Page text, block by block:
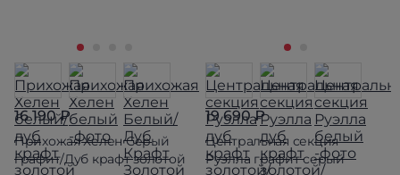
16 190 ₽
Прихожая Хелен Серый
графит/Дуб крафт золотой
19 690 ₽
Центральная секция
Руэлла графит серый